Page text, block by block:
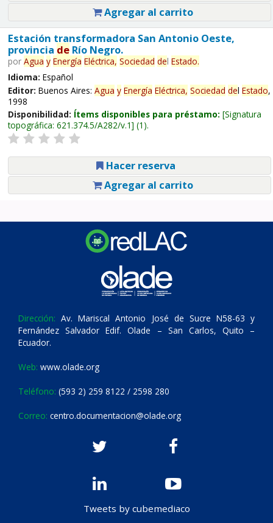
Agregar al carrito
Estación transformadora San Antonio Oeste,
provincia deRío Negro.
por Agua y Energía Eléctrica, Sociedad del Estado.
Idioma: Español
Editor: Buenos Aires: Agua y Energía Eléctrica, Sociedad del Estado,
1998
Disponibilidad: Ítems disponibles para préstamo: Signatura
topográfica: 621.374.5/A282/v.1 (1).
Hacer reserva
Agregar al carrito
Dirección: Av. Mariscal Antonio José de Sucre N58-63 y
Fernández Salvador Edif. Olade – San Carlos, Quito –
Ecuador.
Web: www.olade.org
Teléfono: (593 2) 259 8122 / 2598 280
Correo: centro.documentacion@olade.org
Tweets by cubemediaco